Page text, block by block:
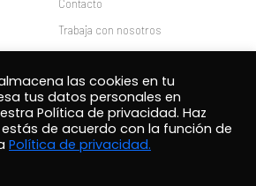
Contacto
Trabaja con nosotros
Aromáticos S.A.C.I.
- Santiago - Chile
las cookies en tu
tus datos personales en
Política de privacidad. Haz
de acuerdo con la función de
Política de privacidad.